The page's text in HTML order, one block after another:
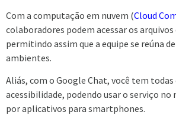
Com a computação em nuvem (Cloud
colaboradores podem acessar os
permitindo assim que a equipe se reúna
ambientes.
Aliás, com o Google Chat, você tem todas
acessibilidade, podendo usar o serviço no
por aplicativos para smartphones.